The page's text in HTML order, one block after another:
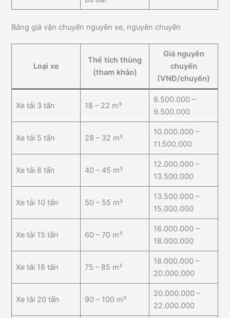
Bảng giá vận chuyển nguyên xe, nguyên chuyến
Loại xe
Thể tích thùng
(tham khảo)
Giá nguyên
chuyến
(VNĐ/chuyến)
Xe tải 3 tấn 18 – 22 m³
8.500.000 –
9.500.000
Xe tải 5 tấn 28 – 32 m³
10.000.000 –
11.500.000
Xe tải 8 tấn 40 – 45 m³
12.000.000 –
13.500.000
Xe tải 10 tấn 50 – 55 m³
13.500.000 –
15.000.000
Xe tải 15 tấn 60 – 70 m³
16.000.000 –
18.000.000
Xe tải 18 tấn 75 – 85 m³
18.000.000 –
20.000.000
Xe tải 20 tấn 90 – 100 m³
20.000.000 –
22.000.000